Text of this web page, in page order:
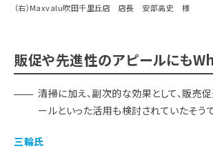
（右）Maxvalu吹田千里丘店 店長 安部高史 様
販促や先進性のアピールにも
清掃に加え、副次的な効果として、販売
ールといった活用も検討されていたそう
三輪氏